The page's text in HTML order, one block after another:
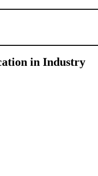
in Industry